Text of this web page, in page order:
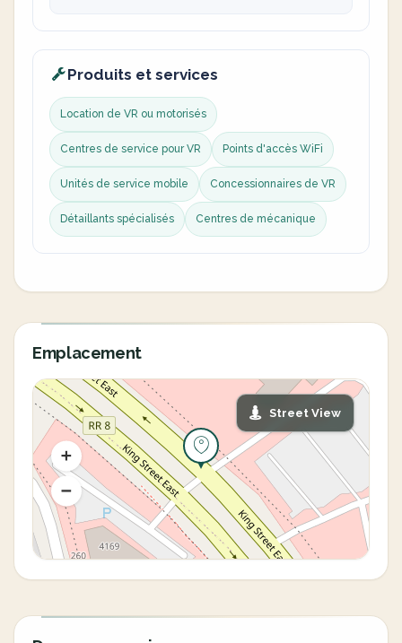
Produits et services
Location de VR ou motorisés
Centres de service pour VR Points d'accès WiFi
Unités de service mobile Concessionnaires de VR
Détaillants spécialisés Centres de mécanique
Emplacement
Street View